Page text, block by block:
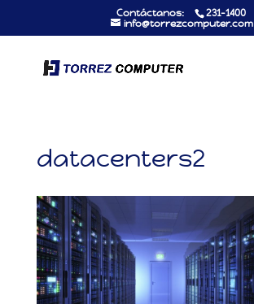
Contáctanos:
231-1400
info@torrezcomputer.com
datacenters2